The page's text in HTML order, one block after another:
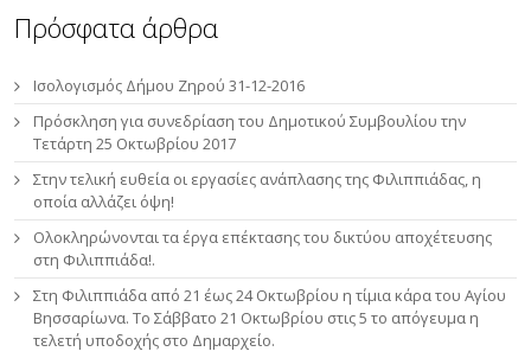
Πρόσφατα άρθρα
Ισολογισμός Δήμου Ζηρού 31-12-2016
Πρόσκληση για συνεδρίαση του Δημοτικού Συμβουλίου την
Τετάρτη 25 Οκτωβρίου 2017
Στην τελική ευθεία οι εργασίες ανάπλασης της Φιλιππιάδας, η
οποία αλλάζει όψη!
Ολοκληρώνονται τα έργα επέκτασης του δικτύου αποχέτευσης
στη Φιλιππιάδα!.
Στη Φιλιππιάδα από 21 έως 24 Οκτωβρίου η τίμια κάρα του Αγίου
Βησσαρίωνα. Το Σάββατο 21 Οκτωβρίου στις 5 το απόγευμα η
τελετή υποδοχής στο Δημαρχείο.